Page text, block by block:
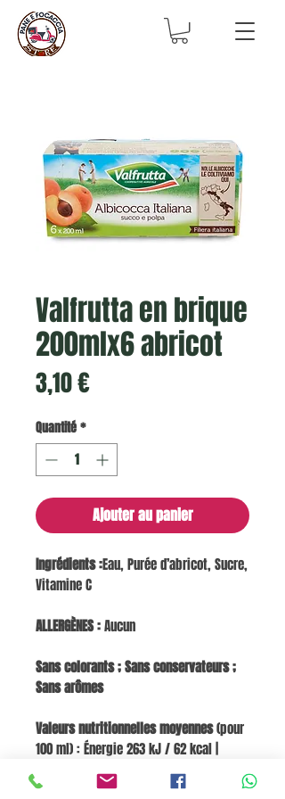
Valfrutta en brique
200mlx6 abricot
3,10 €Prix
Quantité*
Ajouter au panier
Ingrédients :Eau, Purée d’abricot, Sucre,
Vitamine C
ALLERGÈNES :Aucun
Sans colorants ; Sans conservateurs ;
Sans arômes
Valeurs nutritionnelles moyennes(pour
100 ml) : Énergie 263 kJ / 62 kcal |
Lipides 0,0 g | dont acides gras saturés
0,0 g | Glucides 14,6 g | dont sucres 14,6